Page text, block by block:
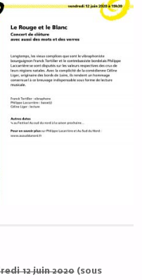
12 juin 2020(sous